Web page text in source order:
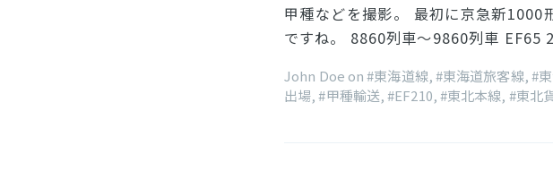
甲種などを撮影。 最初に京急新1000
ですね。 8860列車〜9860列車
John Doe on#東海道線,#東海道旅客線,#
出場,#甲種輸送,#EF210,#東北本線, #東北